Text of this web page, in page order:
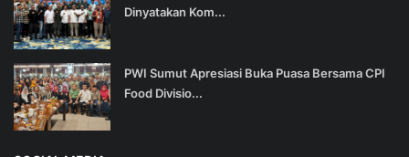
Dinyatakan Kom...
PWI Sumut Apresiasi Buka Puasa Bersama CPI
Food Divisio...